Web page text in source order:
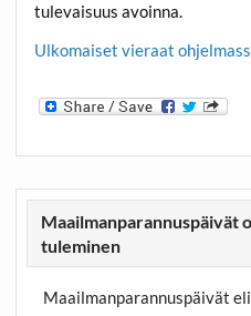
tulevaisuus avoinna.
Ulkomaiset vieraat
Maailmanparannuspäivät
tuleminen
Maailmanparannuspäivät